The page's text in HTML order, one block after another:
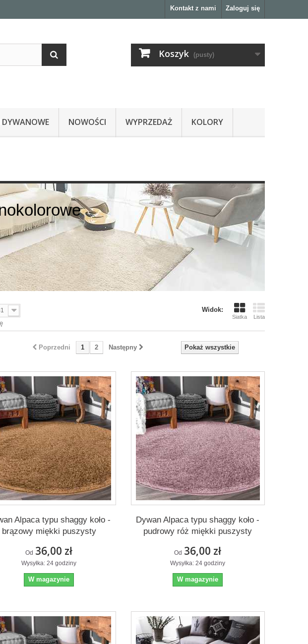
Zaloguj się
Kontakt z nami
Koszyk (pusty)
NOWOŚCI WYPRZEDAŻ KOLORY
Widok:
Siatka Lista
Pokaż wszystkie
Poprzedni 1 2 Następny
Alpaca typu shaggy koło -
brązowy miękki puszysty
Od 36,00 zł
Wysyłka: 24 godziny
W magazynie
Dywan Alpaca typu shaggy koło -
pudrowy róż miękki puszysty
Od 36,00 zł
Wysyłka: 24 godziny
W magazynie